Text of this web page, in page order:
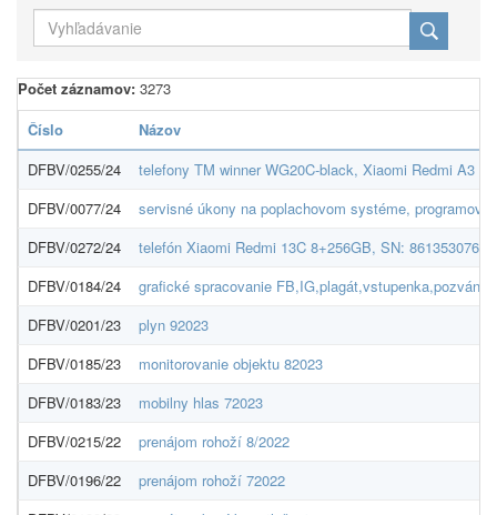
Počet záznamov: 3273
Číslo
Názov
DFBV/0255/24
telefony TM winner WG20C-black, Xiaomi Redmi A3
DFBV/0077/24
servisné úkony na poplachovom systéme,
DFBV/0272/24
telefón Xiaomi Redmi 13C 8+256GB, SN:
DFBV/0184/24
grafické spracovanie
DFBV/0201/23
plyn 92023
DFBV/0185/23
monitorovanie objektu 82023
DFBV/0183/23
mobilny hlas 72023
DFBV/0215/22
prenájom rohoží 8/2022
DFBV/0196/22
prenájom rohoží 72022